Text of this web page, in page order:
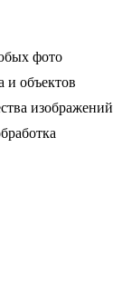
фото
и объектов
изображений